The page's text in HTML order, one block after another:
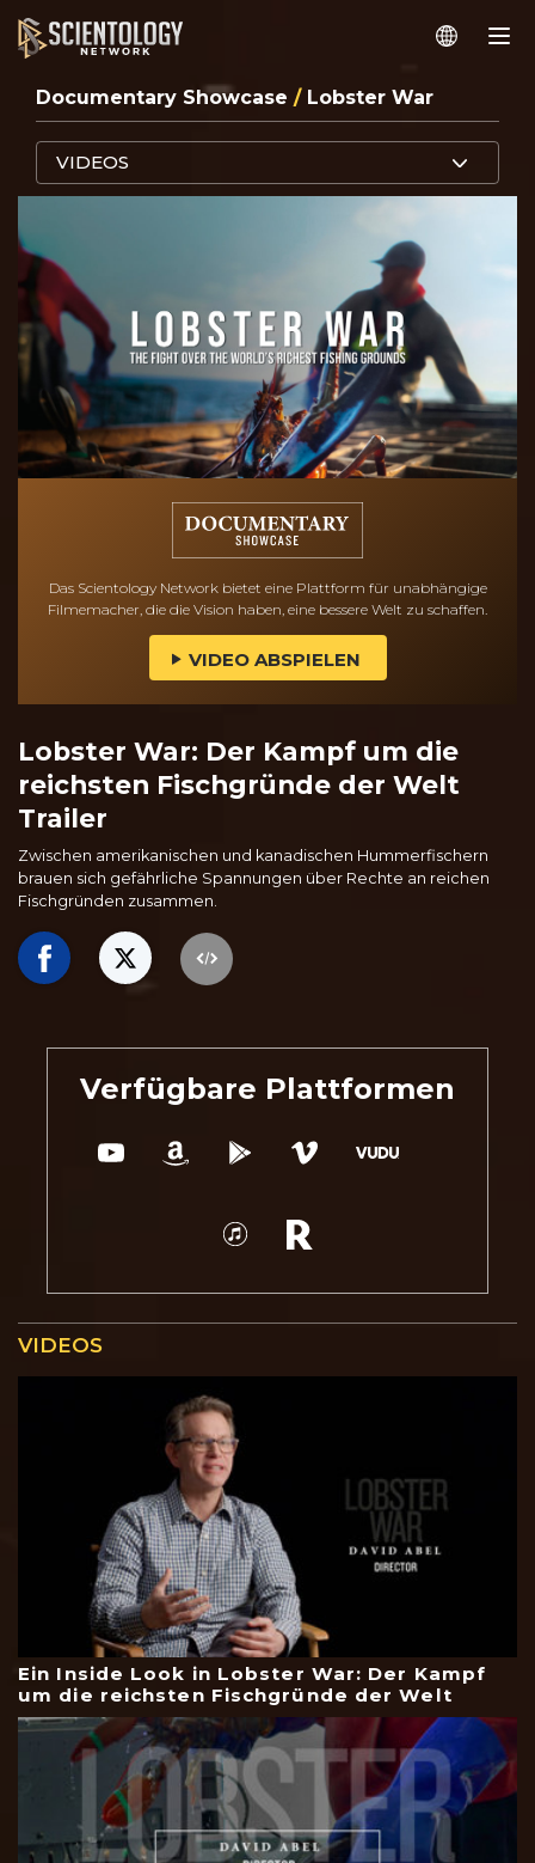
Documentary Showcase / Lobster War
VIDEOS
Das Scientology Network bietet eine Plattform für unabhängige
Filmemacher, die die Vision haben, eine bessere Welt zu schaffen.
VIDEO ABSPIELEN
Lobster War: Der Kampf um die
reichsten Fischgründe der Welt
Trailer
Zwischen amerikanischen und kanadischen Hummerfischern
brauen sich gefährliche Spannungen über Rechte an reichen
Fischgründen zusammen.
Verfügbare Plattformen
VIDEOS
Ein Inside Look in Lobster War: Der Kampf
um die reichsten Fischgründe der Welt